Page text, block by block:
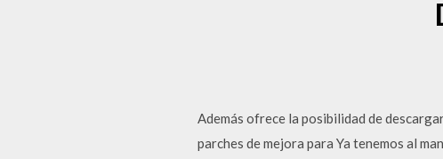
Además ofrece la posibilidad de
parches de mejora para Ya tenemos al